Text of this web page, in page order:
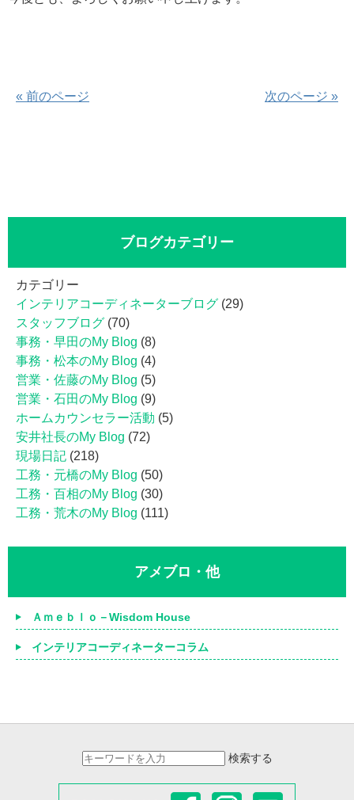
次のページ »
« 前のページ
ブログカテゴリー
カテゴリー
インテリアコーディネーターブログ (29)
スタッフブログ (70)
事務・早田のMy Blog (8)
事務・松本のMy Blog (4)
営業・佐藤のMy Blog (5)
営業・石田のMy Blog (9)
ホームカウンセラー活動 (5)
安井社長のMy Blog (72)
現場日記 (218)
工務・元橋のMy Blog (50)
工務・百相のMy Blog (30)
工務・荒木のMy Blog (111)
アメブロ・他
Ａｍｅｂｌｏ－Wisdom House
インテリアコーディネーターコラム
検索する